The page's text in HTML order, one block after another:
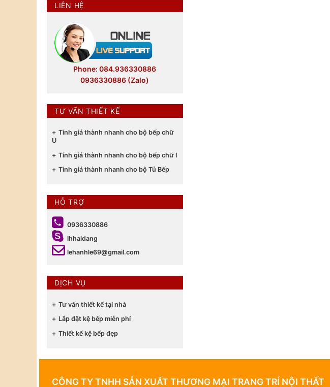
LIÊN HỆ
Phone: 084.936330886
0936330886 (Zalo)
TƯ VẤN THIẾT KẾ
Tính giá thành nhanh cho bộ bếp chữ
U
Tính giá thành nhanh cho bộ bếp chữ I
Tính giá thành nhanh cho bộ Tủ Bếp
HỖ TRỢ
0936330886
lhhaidang
lehanhle69@gmail.com
DỊCH VỤ
Tư vấn thiết kế tại nhà
Lắp đặt kệ bếp miễn phí
Thiết kế kệ bếp đẹp
CÔNG TY TNHH SẢN XUẤT THƯƠNG MẠI TRANG TRÍ NỘI THẤT